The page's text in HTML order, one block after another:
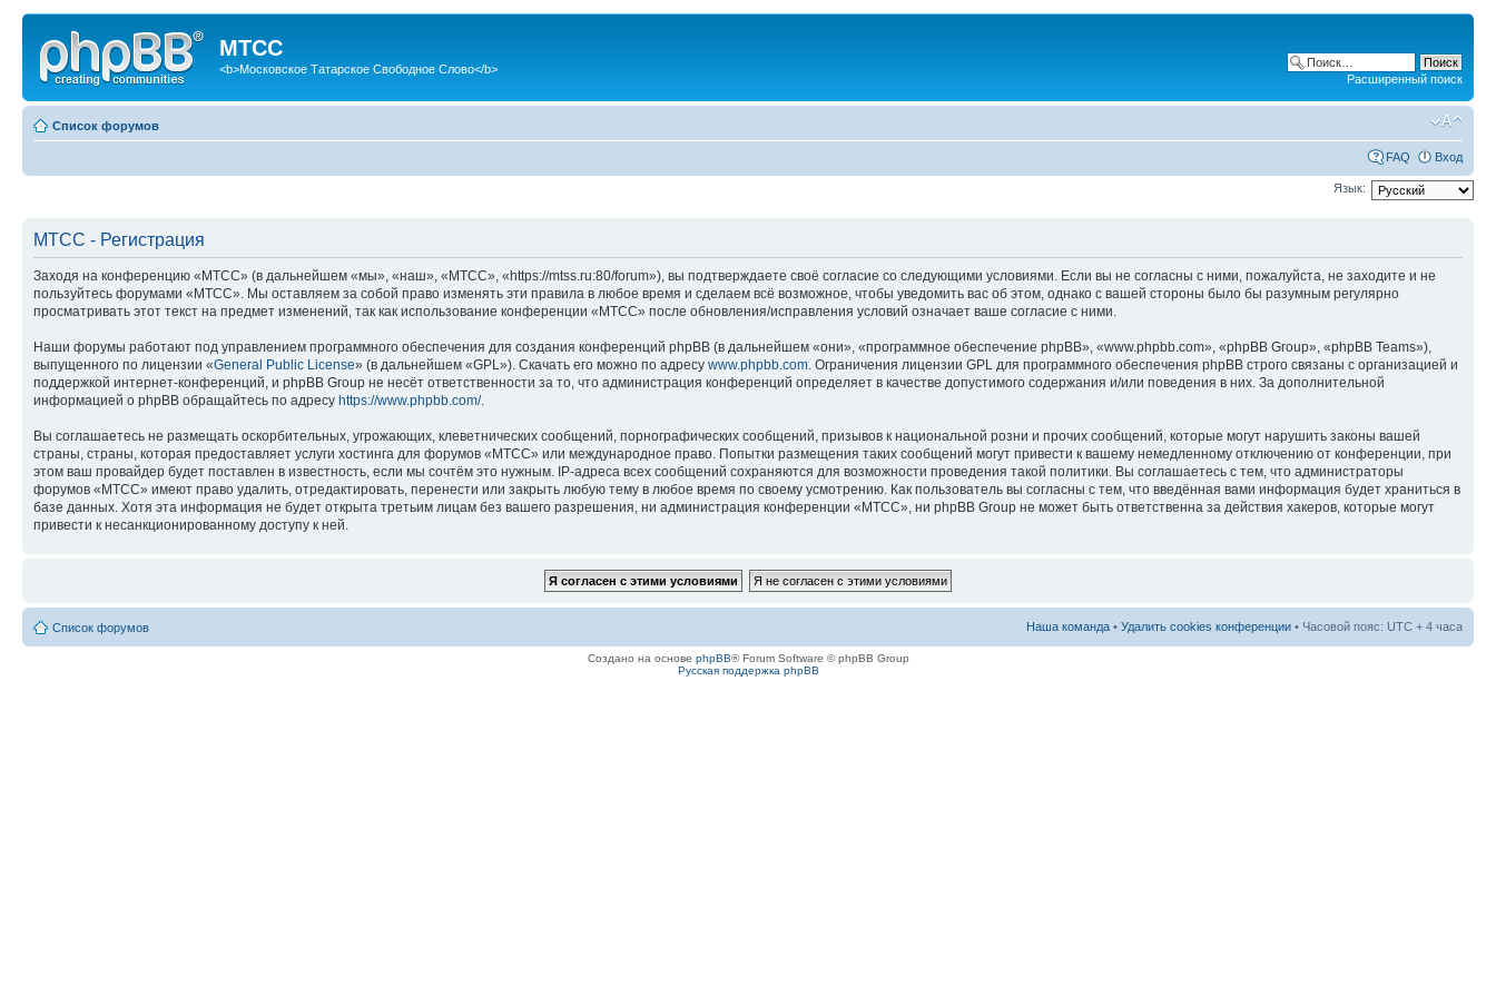
МТСС
<b>Московское Татарское Свободное Слово</b>
Расширенный поиск
Список форумов
FAQ Вход
Язык:
МТСС - Регистрация
Заходя на конференцию «МТСС» (в дальнейшем «мы», «наш», «МТСС», «https://mtss.ru:80/forum»), вы подтверждаете своё согласие со следующими условиями. Если вы не согласны с ними, пожалуйста, не заходите и не
пользуйтесь форумами «МТСС». Мы оставляем за собой право изменять эти правила в любое время и сделаем всё возможное, чтобы уведомить вас об этом, однако с вашей стороны было бы разумным регулярно
просматривать этот текст на предмет изменений, так как использование конференции «МТСС» после обновления/исправления условий означает ваше согласие с ними.
Наши форумы работают под управлением программного обеспечения для создания конференций phpBB (в дальнейшем «они», «программное обеспечение phpBB», «www.phpbb.com», «phpBB Group», «phpBB Teams»),
выпущенного по лицензии «General Public License» (в дальнейшем «GPL»). Скачать его можно по адресу www.phpbb.com. Ограничения лицензии GPL для программного обеспечения phpBB строго связаны с организацией и
поддержкой интернет-конференций, и phpBB Group не несёт ответственности за то, что администрация конференций определяет в качестве допустимого содержания и/или поведения в них. За дополнительной
информацией о phpBB обращайтесь по адресу https://www.phpbb.com/.
Вы соглашаетесь не размещать оскорбительных, угрожающих, клеветнических сообщений, порнографических сообщений, призывов к национальной розни и прочих сообщений, которые могут нарушить законы вашей
страны, страны, которая предоставляет услуги хостинга для форумов «МТСС» или международное право. Попытки размещения таких сообщений могут привести к вашему немедленному отключению от конференции, при
этом ваш провайдер будет поставлен в известность, если мы сочтём это нужным. IP-адреса всех сообщений сохраняются для возможности проведения такой политики. Вы соглашаетесь с тем, что администраторы
форумов «МТСС» имеют право удалить, отредактировать, перенести или закрыть любую тему в любое время по своему усмотрению. Как пользователь вы согласны с тем, что введённая вами информация будет храниться в
базе данных. Хотя эта информация не будет открыта третьим лицам без вашего разрешения, ни администрация конференции «МТСС», ни phpBB Group не может быть ответственна за действия хакеров, которые могут
привести к несанкционированному доступу к ней.
Список форумов Наша команда • Удалить cookies конференции • Часовой пояс: UTC + 4 часа
Создано на основе phpBB® Forum Software © phpBB Group
Русская поддержка phpBB